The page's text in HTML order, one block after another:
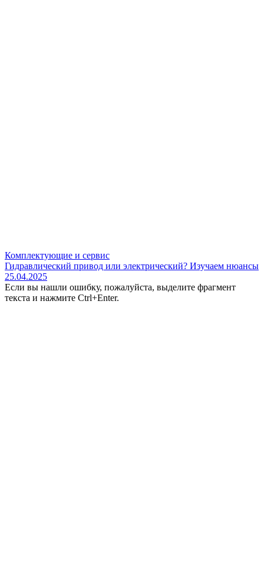
Комплектующие и сервис
Гидравлический привод или электрический? Изучаем нюансы
25.04.2025
Если вы нашли ошибку, пожалуйста, выделите фрагмент
текста и нажмите Ctrl+Enter.